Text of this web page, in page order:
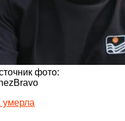
фото:
умерла